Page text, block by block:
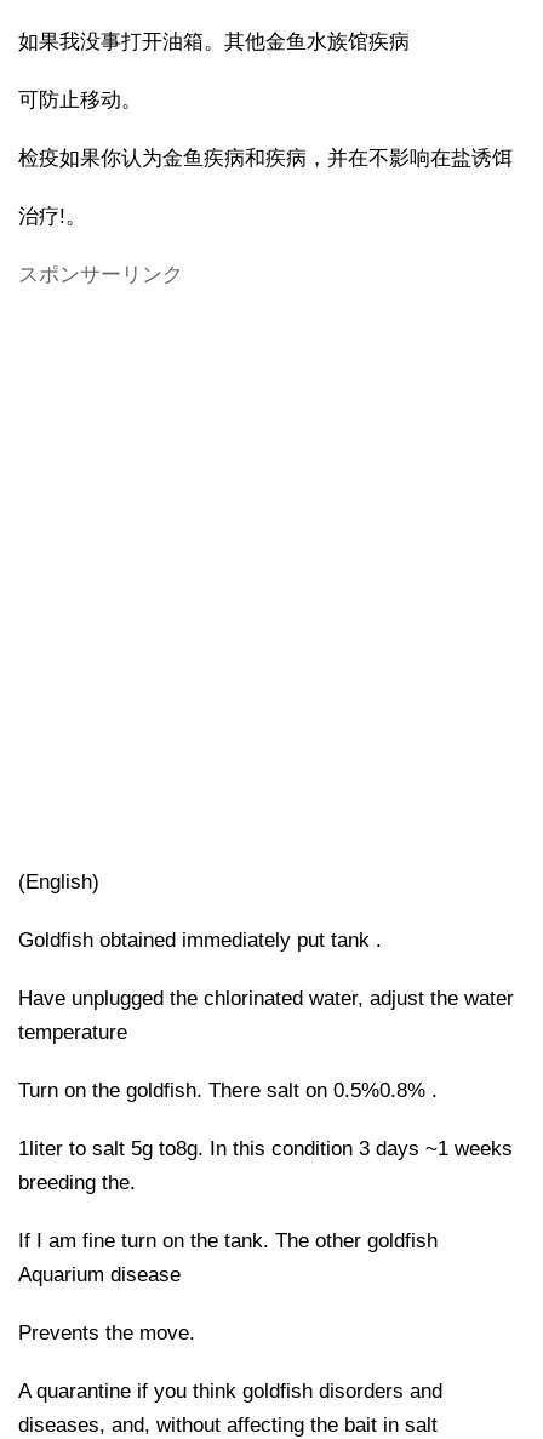
如果我没事打开油箱。其他金鱼水族馆疾病
可防止移动。
检疫如果你认为金鱼疾病和疾病，并在不影响在盐诱饵
治疗!。
スポンサーリンク
(English)
Goldfish obtained immediately put tank .
Have unplugged the chlorinated water, adjust the water
temperature
Turn on the goldfish. There salt on 0.5%0.8% .
1liter to salt 5g to8g. In this condition 3 days ~1 weeks
breeding the.
If I am fine turn on the tank. The other goldfish
Aquarium disease
Prevents the move.
A quarantine if you think goldfish disorders and
diseases, and, without affecting the bait in salt